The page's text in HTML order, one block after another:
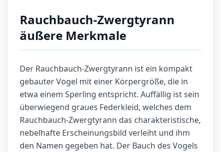
Rauchbauch-Zwergtyrann
äußere Merkmale
Der Rauchbauch-Zwergtyrann ist ein kompakt
gebauter Vogel mit einer Körpergröße, die in
etwa einem Sperling entspricht. Auffällig ist sein
überwiegend graues Federkleid, welches dem
Rauchbauch-Zwergtyrann das charakteristische,
nebelhafte Erscheinungsbild verleiht und ihm
den Namen gegeben hat. Der Bauch des Vogels